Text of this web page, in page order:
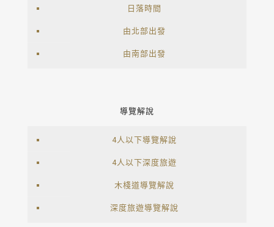
日落時間
由北部出發
由南部出發
導覽解說
4人以下導覽解說
4人以下深度旅遊
木棧道導覽解說
深度旅遊導覽解說